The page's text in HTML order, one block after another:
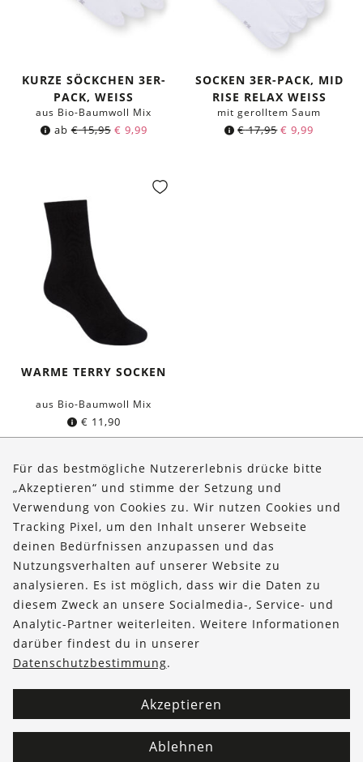
KURZE SÖCKCHEN 3ER-
PACK, WEISS
aus Bio-Baumwoll Mix
ab€15,95 € 9,99
SOCKEN 3ER-PACK, MID
RISE RELAX WEISS
mit gerolltem Saum
€17,95 € 9,99
WARME TERRY SOCKEN
aus Bio-Baumwoll Mix
€ 11,90
Über uns
Bestellungen
Kontakt & Hilfe
FOLLOW US
Für das bestmögliche Nutzererlebnis drücke bitte
„Akzeptieren“ und stimme der Setzung und
Verwendung von Cookies zu. Wir nutzen Cookies und
Tracking Pixel, um den Inhalt unserer Webseite
deinen Bedürfnissen anzupassen und das
Nutzungsverhalten auf unserer Website zu
analysieren. Es ist möglich, dass wir die Daten zu
diesem Zweck an unsere Socialmedia-, Service- und
Analytic-Partner weiterleiten. Weitere Informationen
darüber findest du in unserer
Datenschutzbestimmung.
Akzeptieren
Ablehnen